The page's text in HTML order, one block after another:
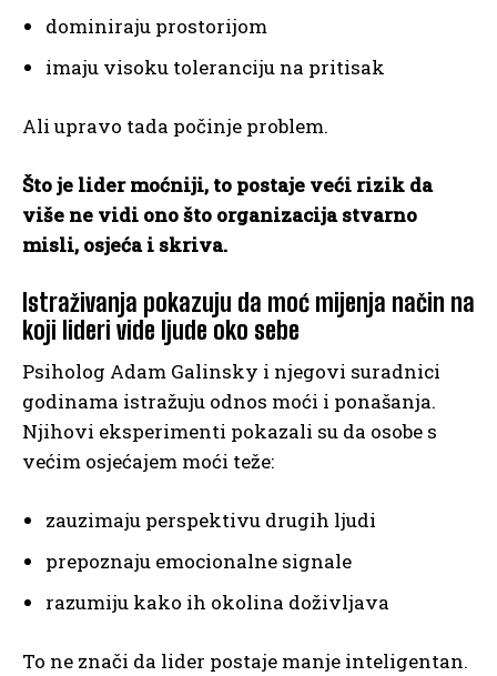
dominiraju prostorijom
imaju visoku toleranciju na pritisak
Ali upravo tada počinje problem.
Što je lider moćniji, to postaje veći rizik da
više ne vidi ono što organizacija stvarno
misli, osjeća i skriva.
Istraživanja pokazuju da moć mijenja način na
koji lideri vide ljude oko sebe
Psiholog Adam Galinsky i njegovi suradnici
godinama istražuju odnos moći i ponašanja.
Njihovi eksperimenti pokazali su da osobe s
većim osjećajem moći teže:
zauzimaju perspektivu drugih ljudi
prepoznaju emocionalne signale
razumiju kako ih okolina doživljava
To ne znači da lider postaje manje inteligentan.